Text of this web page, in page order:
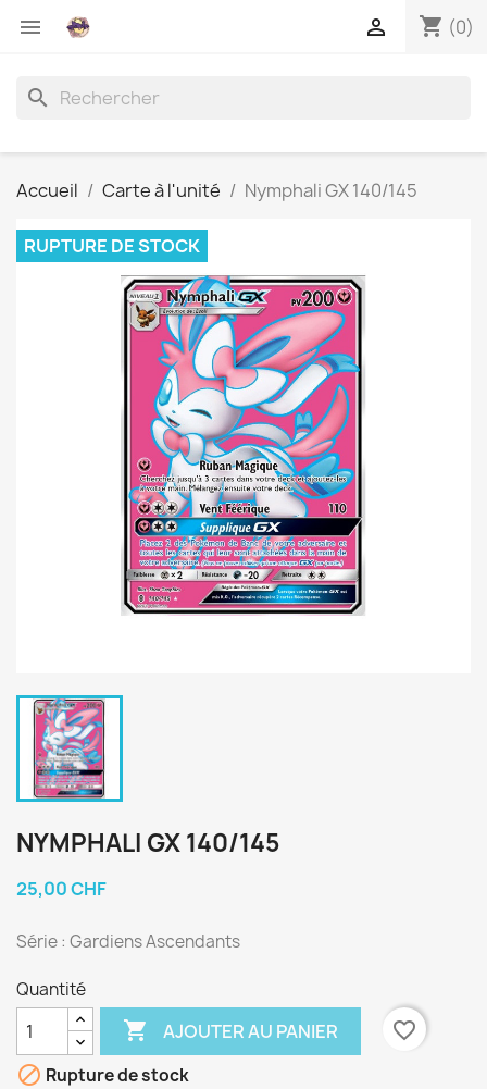
 shopping_cart (0)

search
Accueil Carte à l'unité Nymphali GX 140/145
RUPTURE DE STOCK
NYMPHALI GX 140/145
25,00 CHF
Série : Gardiens Ascendants
Quantité
 AJOUTER AU PANIER
favorite_border
 Rupture de stock